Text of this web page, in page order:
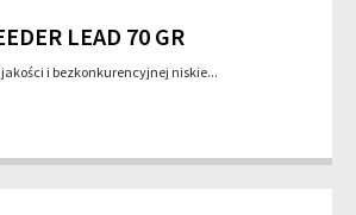
LEAD 70 GR
i bezkonkurencyjnej niskie...